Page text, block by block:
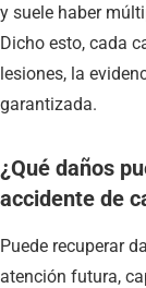
y suele haber
Dicho esto, cada
lesiones, la
garantizada.
¿Qué daños
accidente de
Puede recuperar
atención futura,